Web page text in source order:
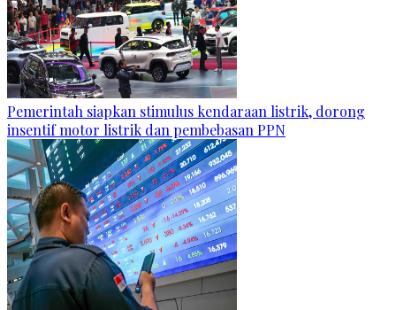
Pemerintah siapkan stimulus kendaraan listrik, dorong
insentif motor listrik dan pembebasan PPN